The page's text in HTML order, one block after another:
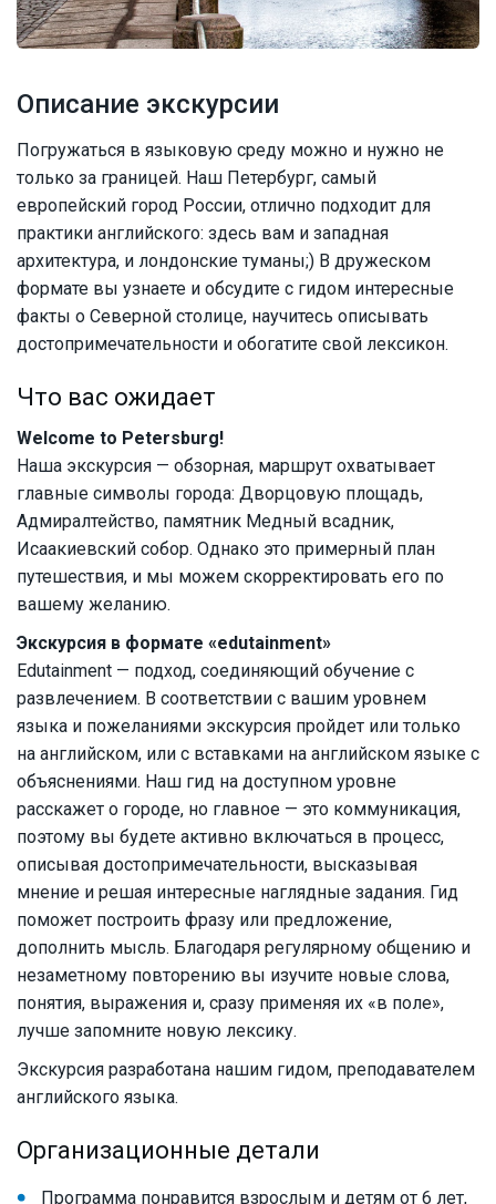
Описание экскурсии
Погружаться в языковую среду можно и нужно не
только за границей. Наш Петербург, самый
европейский город России, отлично подходит для
практики английского: здесь вам и западная
архитектура, и лондонские туманы;) В дружеском
формате вы узнаете и обсудите с гидом интересные
факты о Северной столице, научитесь описывать
достопримечательности и обогатите свой лексикон.
Что вас ожидает
Welcome to Petersburg!
Наша экскурсия — обзорная, маршрут охватывает
главные символы города: Дворцовую площадь,
Адмиралтейство, памятник Медный всадник,
Исаакиевский собор. Однако это примерный план
путешествия, и мы можем скорректировать его по
вашему желанию.
Экскурсия в формате «edutainment»
Edutainment — подход, соединяющий обучение с
развлечением. В соответствии с вашим уровнем
языка и пожеланиями экскурсия пройдет или только
на английском, или с вставками на английском языке с
объяснениями. Наш гид на доступном уровне
расскажет о городе, но главное — это коммуникация,
поэтому вы будете активно включаться в процесс,
описывая достопримечательности, высказывая
мнение и решая интересные наглядные задания. Гид
поможет построить фразу или предложение,
дополнить мысль. Благодаря регулярному общению и
незаметному повторению вы изучите новые слова,
понятия, выражения и, сразу применяя их «в поле»,
лучше запомните новую лексику.
Экскурсия разработана нашим гидом, преподавателем
английского языка.
Организационные детали
Программа понравится взрослым и детям от 6 лет,